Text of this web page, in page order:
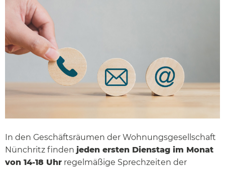
In den Geschäftsräumen der Wohnungsgesellschaft
Nünchritz finden jeden ersten Dienstag im Monat
von 14-18 Uhr regelmäßige Sprechzeiten der